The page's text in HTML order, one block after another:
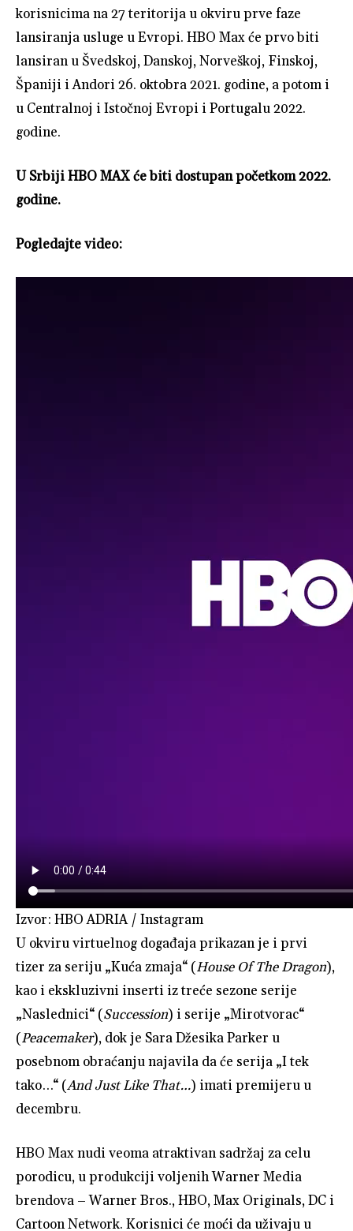
korisnicima na 27 teritorija u okviru prve faze
lansiranja usluge u Evropi. HBO Max će prvo biti
lansiran u Švedskoj, Danskoj, Norveškoj, Finskoj,
Španiji i Andori 26. oktobra 2021. godine, a potom i
u Centralnoj i Istočnoj Evropi i Portugalu 2022.
godine.
U Srbiji HBO MAX će biti dostupan početkom 2022.
godine.
Pogledajte video:
Izvor: HBO ADRIA / Instagram
U okviru virtuelnog događaja prikazan je i prvi
tizer za seriju „Kuća zmaja“ (House Of The Dragon),
kao i ekskluzivni inserti iz treće sezone serije
„Naslednici“ (Succession) i serije „Mirotvorac“
(Peacemaker), dok je Sara Džesika Parker u
posebnom obraćanju najavila da će serija „I tek
tako…“ (And Just Like That…) imati premijeru u
decembru.
HBO Max nudi veoma atraktivan sadržaj za celu
porodicu, u produkciji voljenih Warner Media
brendova – Warner Bros., HBO, Max Originals, DC i
Cartoon Network. Korisnici će moći da uživaju u